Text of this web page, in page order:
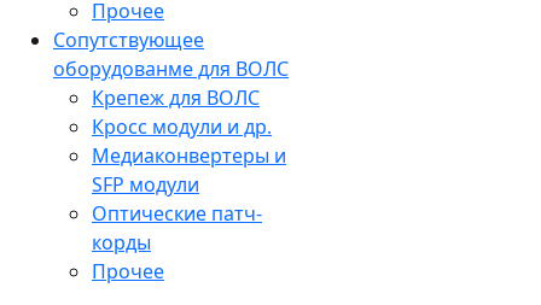
Прочее
Сопутствующее
оборудованме для ВОЛС
Крепеж для ВОЛС
Кросс модули и др.
Медиаконвертеры и
SFP модули
Оптические патч-
корды
Прочее